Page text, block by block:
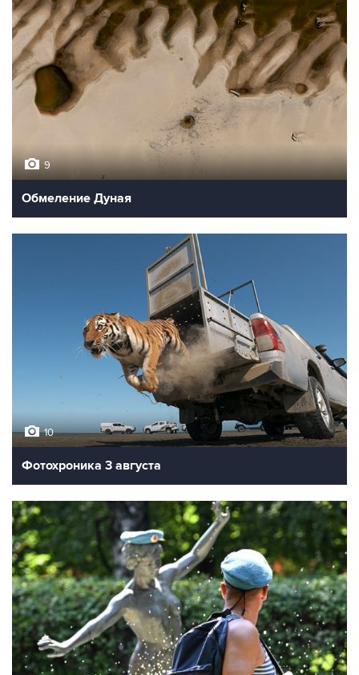
9
Обмеление Дуная
10
Фотохроника 3 августа